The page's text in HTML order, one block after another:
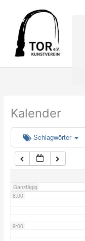
springen
Kalender
Schlagwörter
Ganztägig
3:00
6:00
7:00
8:00
9:00